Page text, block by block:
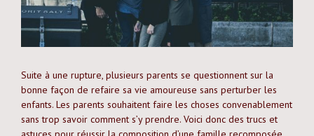
Suite à une rupture, plusieurs parents se questionnent sur la
bonne façon de refaire sa vie amoureuse sans perturber les
enfants. Les parents souhaitent faire les choses convenablement
sans trop savoir comment s’y prendre. Voici donc des trucs et